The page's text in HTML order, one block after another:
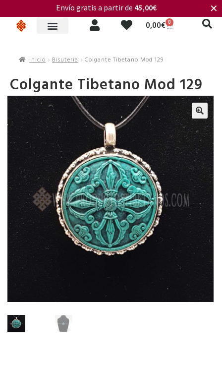
0,00€ 0
Envío gratis a partir de 45,00€ ✕
Inicio Bisuteria Colgante Tibetano Mod 129
Colgante Tibetano Mod 129
🔍